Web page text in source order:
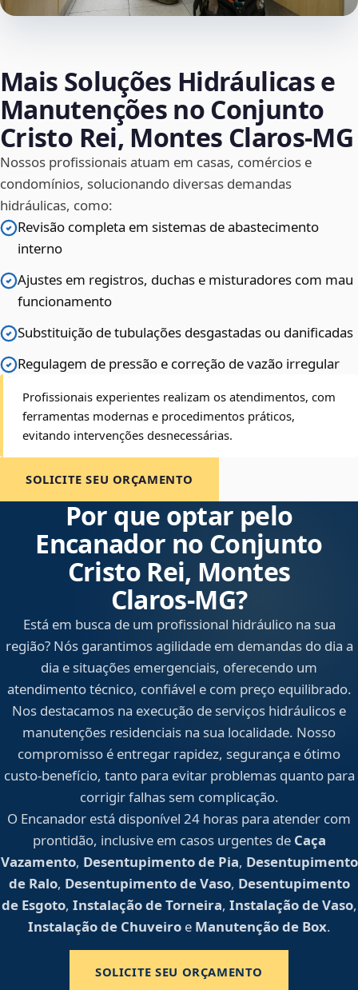
Mais Soluções Hidráulicas e
Manutenções no Conjunto
Cristo Rei, Montes Claros‑MG
Nossos profissionais atuam em casas, comércios e
condomínios, solucionando diversas demandas
hidráulicas, como:
Revisão completa em sistemas de abastecimento
interno
Ajustes em registros, duchas e misturadores com mau
funcionamento
Substituição de tubulações desgastadas ou danificadas
Regulagem de pressão e correção de vazão irregular
Profissionais experientes realizam os atendimentos, com
ferramentas modernas e procedimentos práticos,
evitando intervenções desnecessárias.
SOLICITE SEU ORÇAMENTO
Por que optar pelo
Encanador no Conjunto
Cristo Rei, Montes
Claros‑MG?
Está em busca de um profissional hidráulico na sua
região? Nós garantimos agilidade em demandas do dia a
dia e situações emergenciais, oferecendo um
atendimento técnico, confiável e com preço equilibrado.
Nos destacamos na execução de serviços hidráulicos e
manutenções residenciais na sua localidade. Nosso
compromisso é entregar rapidez, segurança e ótimo
custo-benefício, tanto para evitar problemas quanto para
corrigir falhas sem complicação.
O Encanador está disponível 24 horas para atender com
prontidão, inclusive em casos urgentes de Caça
Vazamento, Desentupimento de Pia, Desentupimento
de Ralo, Desentupimento de Vaso, Desentupimento
de Esgoto, Instalação de Torneira, Instalação de Vaso,
Instalação de Chuveiroe Manutenção de Box.
SOLICITE SEU ORÇAMENTO